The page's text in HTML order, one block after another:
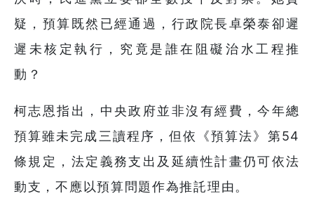
疑，預算既然已經通過，行政院長卓榮泰卻遲
遲未核定執行，究竟是誰在阻礙治水工程推
動？
柯志恩指出，中央政府並非沒有經費，今年總
預算雖未完成三讀程序，但依《預算法》第54
條規定，法定義務支出及延續性計畫仍可依法
動支，不應以預算問題作為推託理由。